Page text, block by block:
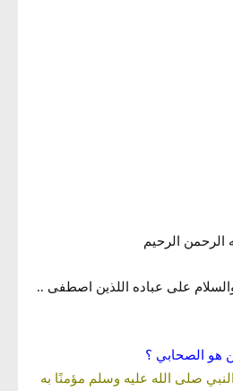
الرحمن الرحيم
على عباده اللذين اصطفى ..
هو الصحابي ؟
صلى الله عليه وسلم مؤمنًا به